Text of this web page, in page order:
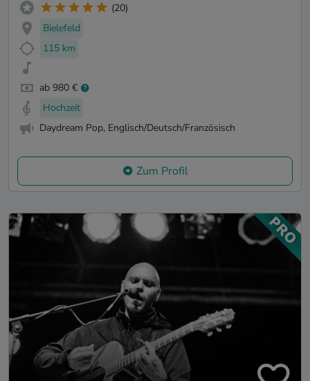
(20)
Bielefeld
115 km
ab 980 €
Hochzeit
Daydream Pop, Englisch/Deutsch/Französisch
Zum Profil